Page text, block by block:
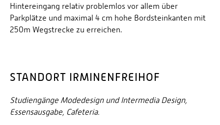
Hintereingang relativ problemlos vor allem über
Parkplätze und maximal 4 cm hohe Bordsteinkanten mit
250m Wegstrecke zu erreichen.
STANDORT IRMINENFREIHOF
Studiengänge Modedesign und Intermedia Design,
Essensausgabe, Cafeteria.